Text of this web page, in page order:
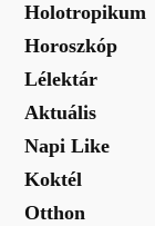
Holotropikum
Horoszkóp
Lélektár
Aktuális
Napi Like
Koktél
Otthon